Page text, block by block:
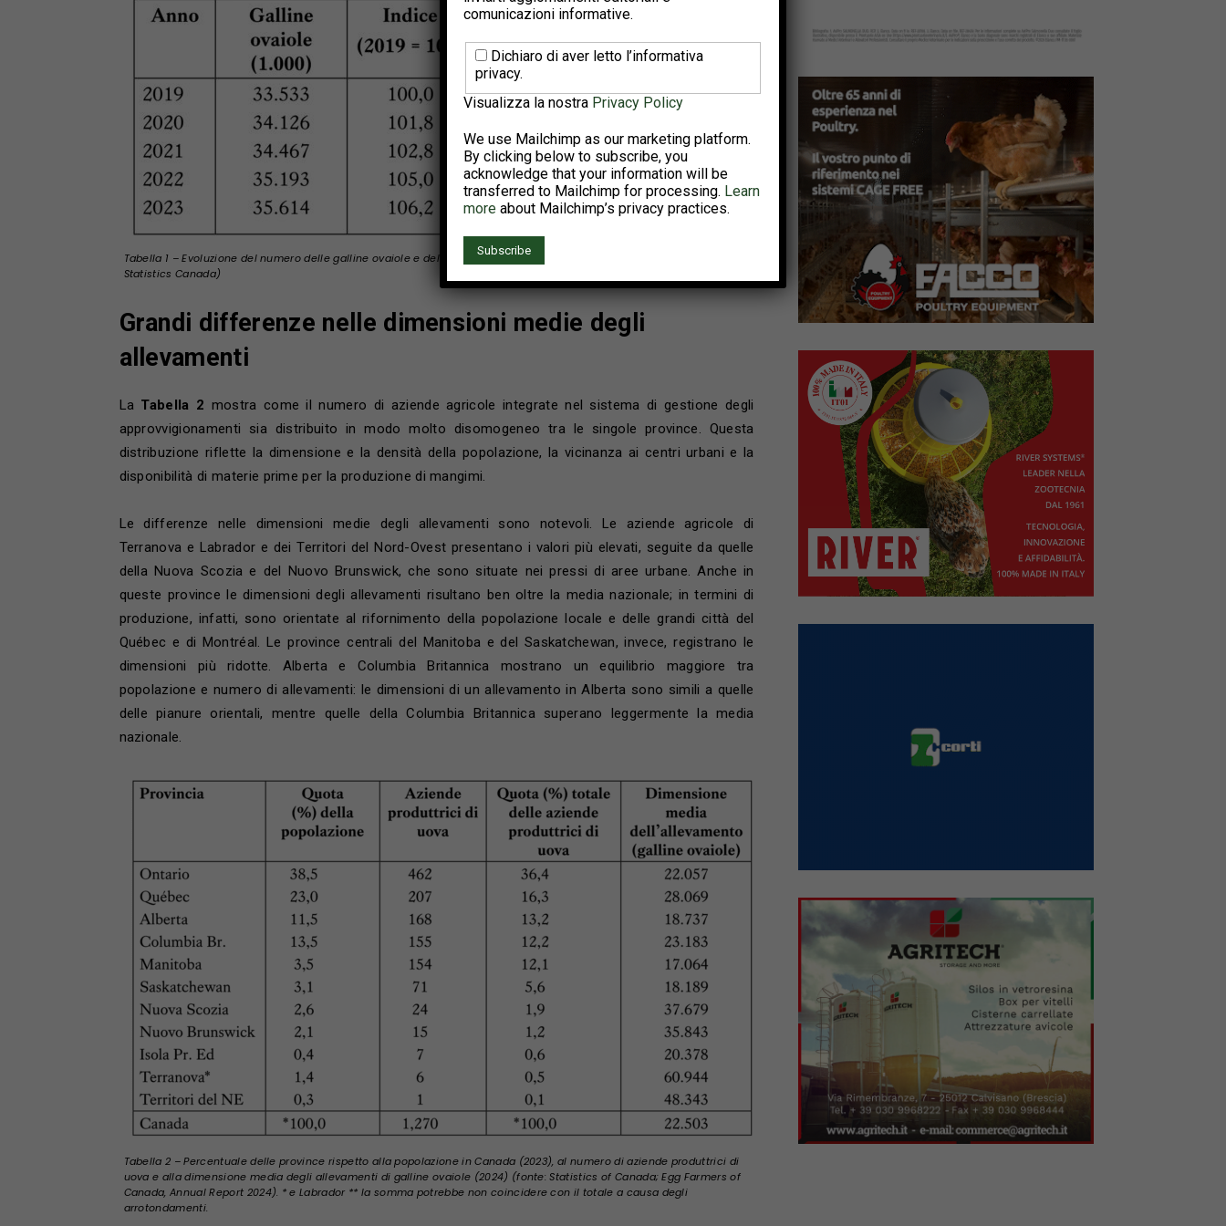
Tabella 1 – Evoluzione del numero delle galline ovaiole e della produzione di uova in Canada tra 2019 e 2023 (fonte:
Statistics Canada)
Grandi differenze nelle dimensioni medie degli
allevamenti
La Tabella 2 mostra come il numero di aziende agricole integrate nel sistema di gestione degli
approvvigionamenti sia distribuito in modo molto disomogeneo tra le singole province. Questa
distribuzione riflette la dimensione e la densità della popolazione, la vicinanza ai centri urbani e la
disponibilità di materie prime per la produzione di mangimi.
Le differenze nelle dimensioni medie degli allevamenti sono notevoli. Le aziende agricole di
Terranova e Labrador e dei Territori del Nord-Ovest presentano i valori più elevati, seguite da quelle
della Nuova Scozia e del Nuovo Brunswick, che sono situate nei pressi di aree urbane. Anche in
queste province le dimensioni degli allevamenti risultano ben oltre la media nazionale; in termini di
produzione, infatti, sono orientate al rifornimento della popolazione locale e delle grandi città del
Québec e di Montréal. Le province centrali del Manitoba e del Saskatchewan, invece, registrano le
dimensioni più ridotte. Alberta e Columbia Britannica mostrano un equilibrio maggiore tra
popolazione e numero di allevamenti: le dimensioni di un allevamento in Alberta sono simili a quelle
delle pianure orientali, mentre quelle della Columbia Britannica superano leggermente la media
nazionale.
Tabella 2 – Percentuale delle province rispetto alla popolazione in Canada (2023), al numero di aziende produttrici di
uova e alla dimensione media degli allevamenti di galline ovaiole (2024) (fonte: Statistics of Canada; Egg Farmers of
Canada, Annual Report 2024). * e Labrador ** la somma potrebbe non coincidere con il totale a causa degli
arrotondamenti.
comunicazioni informative.
Dichiaro di aver letto l’informativa
privacy.
Visualizza la nostra Privacy Policy
We use Mailchimp as our marketing platform.
By clicking below to subscribe, you
acknowledge that your information will be
transferred to Mailchimp for processing. Learn
more about Mailchimp’s privacy practices.